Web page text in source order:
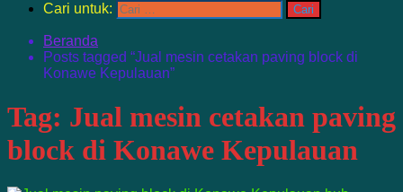
Cari untuk:
Beranda
Posts tagged “Jual mesin cetakan paving block di
Konawe Kepulauan”
Tag: Jual mesin cetakan paving
block di Konawe Kepulauan